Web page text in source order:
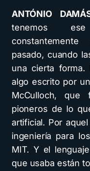
ANTÓNIO
tenemos
pasado, cuando
una cierta
algo escrito por
McCulloch,
pioneros de lo
artificial. Por
ingeniería para
MIT. Y el
que usaba están